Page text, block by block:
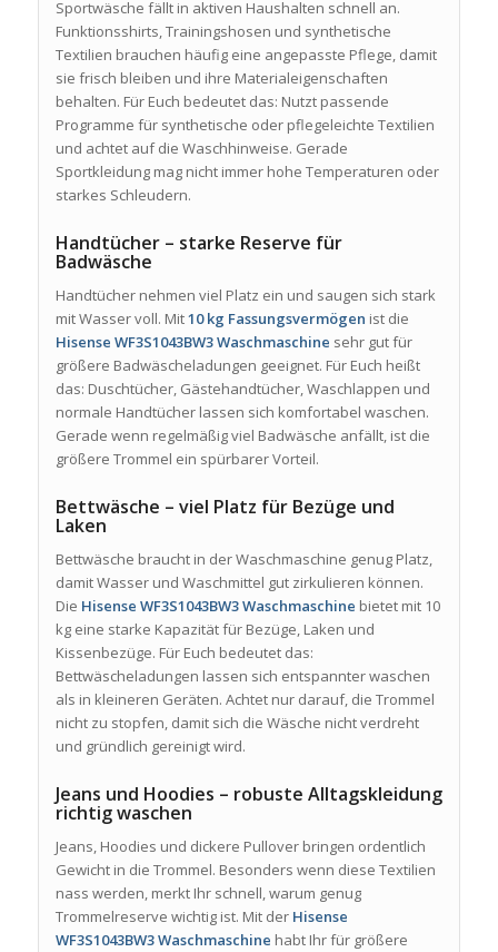
Sportwäsche fällt in aktiven Haushalten schnell an.
Funktionsshirts, Trainingshosen und synthetische
Textilien brauchen häufig eine angepasste Pflege, damit
sie frisch bleiben und ihre Materialeigenschaften
behalten. Für Euch bedeutet das: Nutzt passende
Programme für synthetische oder pflegeleichte Textilien
und achtet auf die Waschhinweise. Gerade
Sportkleidung mag nicht immer hohe Temperaturen oder
starkes Schleudern.
Handtücher – starke Reserve für
Badwäsche
Handtücher nehmen viel Platz ein und saugen sich stark
mit Wasser voll. Mit10 kg Fassungsvermögen ist die
Hisense WF3S1043BW3 Waschmaschine sehr gut für
größere Badwäscheladungen geeignet. Für Euch heißt
das: Duschtücher, Gästehandtücher, Waschlappen und
normale Handtücher lassen sich komfortabel waschen.
Gerade wenn regelmäßig viel Badwäsche anfällt, ist die
größere Trommel ein spürbarer Vorteil.
Bettwäsche – viel Platz für Bezüge und
Laken
Bettwäsche braucht in der Waschmaschine genug Platz,
damit Wasser und Waschmittel gut zirkulieren können.
Die Hisense WF3S1043BW3 Waschmaschine bietet mit 10
kg eine starke Kapazität für Bezüge, Laken und
Kissenbezüge. Für Euch bedeutet das:
Bettwäscheladungen lassen sich entspannter waschen
als in kleineren Geräten. Achtet nur darauf, die Trommel
nicht zu stopfen, damit sich die Wäsche nicht verdreht
und gründlich gereinigt wird.
Jeans und Hoodies – robuste Alltagskleidung
richtig waschen
Jeans, Hoodies und dickere Pullover bringen ordentlich
Gewicht in die Trommel. Besonders wenn diese Textilien
nass werden, merkt Ihr schnell, warum genug
Trommelreserve wichtig ist. Mit der Hisense
WF3S1043BW3 Waschmaschine habt Ihr für größere